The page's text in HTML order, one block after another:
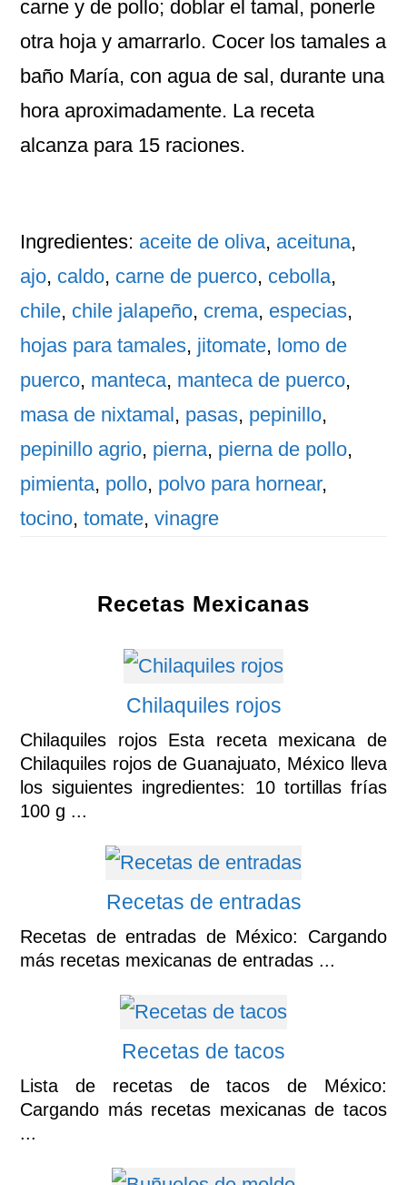
carne y de pollo; doblar el tamal, ponerle
otra hoja y amarrarlo. Cocer los tamales a
baño María, con agua de sal, durante una
hora aproximadamente. La receta
alcanza para 15 raciones.
Ingredientes: aceite de oliva, aceituna,
ajo, caldo, carne de puerco, cebolla,
chile, chile jalapeño, crema, especias,
hojas para tamales, jitomate, lomo de
puerco, manteca, manteca de puerco,
masa de nixtamal, pasas, pepinillo,
pepinillo agrio, pierna, pierna de pollo,
pimienta, pollo, polvo para hornear,
tocino,tomate,vinagre
Recetas Mexicanas
Chilaquiles rojos
Chilaquiles rojos Esta receta mexicana de
Chilaquiles rojos de Guanajuato, México lleva
los siguientes ingredientes: 10 tortillas frías
100 g ...
Recetas de entradas
Recetas de entradas de México: Cargando
más recetas mexicanas de entradas ...
Recetas de tacos
Lista de recetas de tacos de México:
Cargando más recetas mexicanas de tacos
...